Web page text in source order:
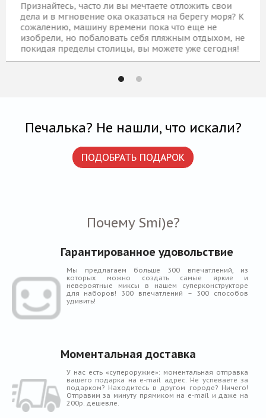
Признайтесь, часто ли вы мечтаете отложить свои
дела и в мгновение ока оказаться на берегу моря? К
сожалению, машину времени пока что еще не
изобрели, но побаловать себя пляжным отдыхом, не
покидая пределы столицы, вы можете уже сегодня!
Печалька? Не нашли, что искали?
ПОДОБРАТЬ ПОДАРОК
Почему Smi)e?
Гарантированное удовольствие
Мы предлагаем больше 300 впечатлений, из
которых можно создать самые яркие и
невероятные миксы в нашем суперконструкторе
для наборов! 300 впечатлений – 300 способов
удивить!
Моментальная доставка
У нас есть «супероружие»: моментальная отправка
вашего подарка на e-mail адрес. Не успеваете за
подарком? Находитесь в другом городе? Ничего!
Отправим за минуту прямиком на e-mail и даже на
200р. дешевле.